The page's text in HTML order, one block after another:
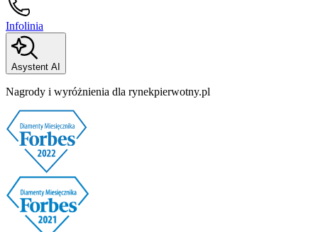
Infolinia
Asystent AI
Nagrody i wyróżnienia dla rynekpierwotny.pl